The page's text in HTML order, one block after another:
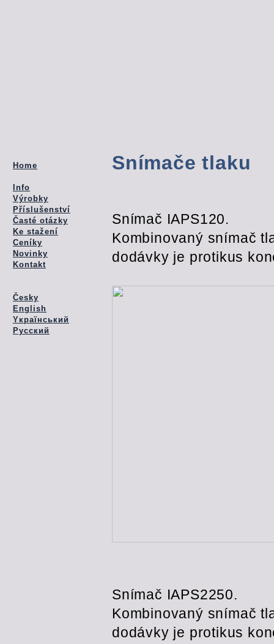
Home
Info
Výrobky
Příslušenství
Časté otázky
Ke stažení
Ceníky
Novinky
Kontakt
Česky
English
Yкраїнський
Pусский
Snímače tlaku
Snímač IAPS120.
Kombinovaný snímač
dodávky je protikus
Snímač IAPS2250.
Kombinovaný snímač
dodávky je protikus